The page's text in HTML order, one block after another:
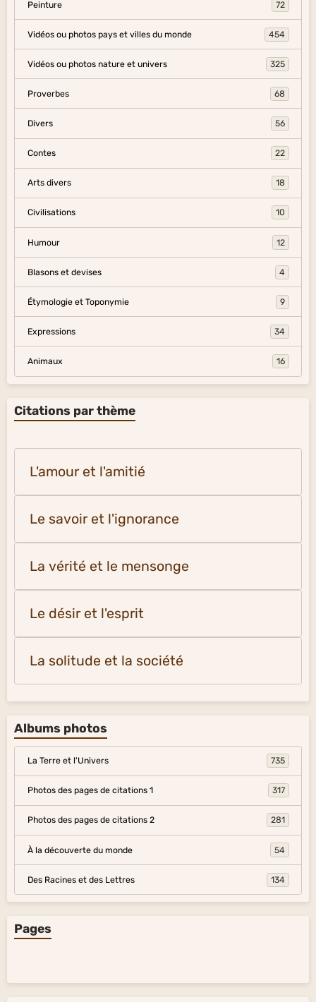
Peinture 72
Vidéos ou photos pays et villes du monde 454
Vidéos ou photos nature et univers 325
Proverbes 68
Divers 56
Contes 22
Arts divers 18
Civilisations 10
Humour 12
Blasons et devises 4
Étymologie et Toponymie 9
Expressions 34
Animaux 16
Citations par thème
L'amour et l'amitié
Le savoir et l'ignorance
La vérité et le mensonge
Le désir et l'esprit
La solitude et la société
Albums photos
La Terre et l'Univers 735
Photos des pages de citations 1 317
Photos des pages de citations 2 281
À la découverte du monde 54
Des Racines et des Lettres 134
Pages